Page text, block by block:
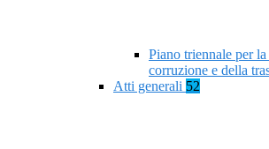
Piano triennale per
corruzione e della
Atti generali 52